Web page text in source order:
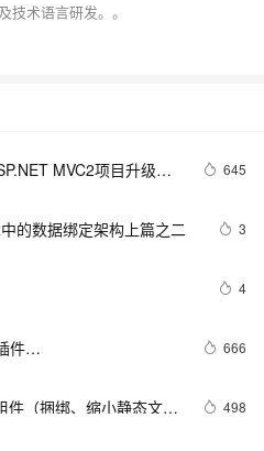
技术语言研发。。
MVC2项目升级到
645
的数据绑定架构上篇之二 3
4
件
666
件（捆绑、缩小静态文
498